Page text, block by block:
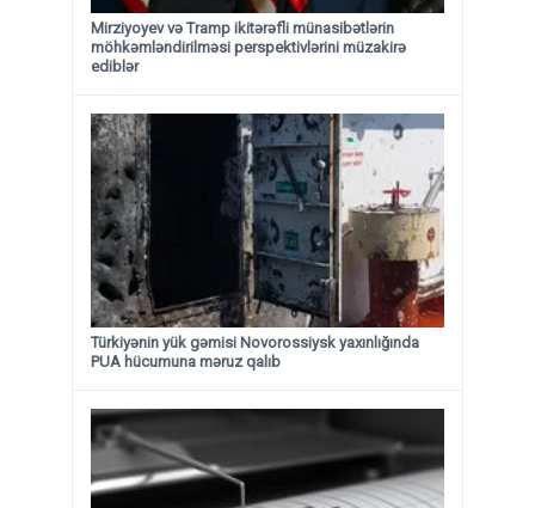
Mirziyoyev və Tramp ikitərəfli münasibətlərin
möhkəmləndirilməsi perspektivlərini müzakirə
ediblər
Türkiyənin yük gəmisi Novorossiysk yaxınlığında
PUA hücumuna məruz qalıb